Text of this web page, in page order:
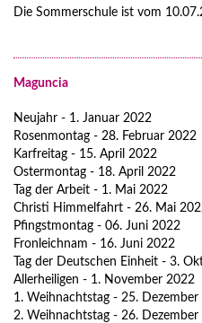
Todo el año Grupo-Tours en
Die Sommerschule ist vom
Maguncia
Neujahr - 1. Januar 2022
Rosenmontag - 28. Februar 2022
Karfreitag - 15. April 2022
Ostermontag - 18. April 2022
Tag der Arbeit - 1. Mai 2022
Christi Himmelfahrt - 26. Mai
Pfingstmontag - 06. Juni 2022
Fronleichnam - 16. Juni 2022
Tag der Deutschen Einheit - 3.
Allerheiligen - 1. November 2022
1. Weihnachtstag - 25.
2. Weihnachtstag - 26. Dezember